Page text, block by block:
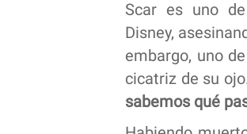
Scar es uno
Disney,
embargo, uno
cicatriz de su
sabemos qué